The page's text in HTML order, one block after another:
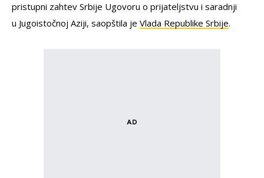
pristupni zahtev Srbije Ugovoru o prijateljstvu i saradnji
u Jugoistočnoj Aziji, saopštila je Vlada Republike Srbije.